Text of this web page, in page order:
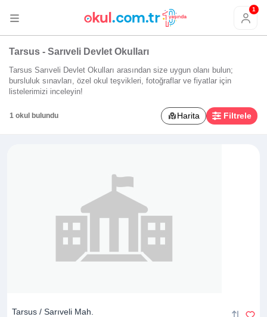
1
Tarsus - Sarıveli Devlet Okulları
Tarsus Sarıveli Devlet Okulları arasından size uygun olanı bulun;
bursluluk sınavları, özel okul teşvikleri, fotoğraflar ve fiyatlar için
listelerimizi inceleyin!
1 okul bulundu Harita Filtrele
Tarsus / Sarıveli Mah.